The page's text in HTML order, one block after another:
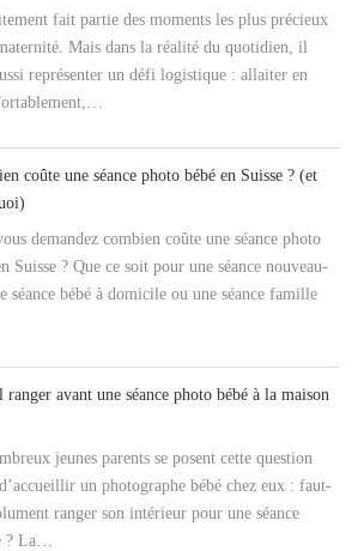
fait partie des moments les plus précieux
Mais dans la réalité du quotidien, il
représenter un défi logistique : allaiter en
coûte une séance photo bébé en Suisse ? (et
demandez combien coûte une séance photo
Suisse ? Que ce soit pour une séance nouveau-
séance bébé à domicile ou une séance famille
ranger avant une séance photo bébé à la maison
jeunes parents se posent cette question
un photographe bébé chez eux : faut-
ranger son intérieur pour une séance
? La…